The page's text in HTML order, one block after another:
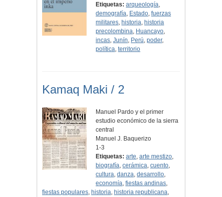
Etiquetas: arqueología,
demografía, Estado,fuerzas
militares, historia, historia
precolombina, Huancayo,
incas,Junín, Perú,poder,
política,territorio
Kamaq Maki / 2
Manuel Pardo y el primer
estudio económico de la sierra
central
Manuel J. Baquerizo
1-3
Etiquetas: arte,arte mestizo,
biografía,cerámica,cuento,
cultura,danza,desarrollo,
economía,fiestas andinas,
fiestas populares, historia, historia republicana,